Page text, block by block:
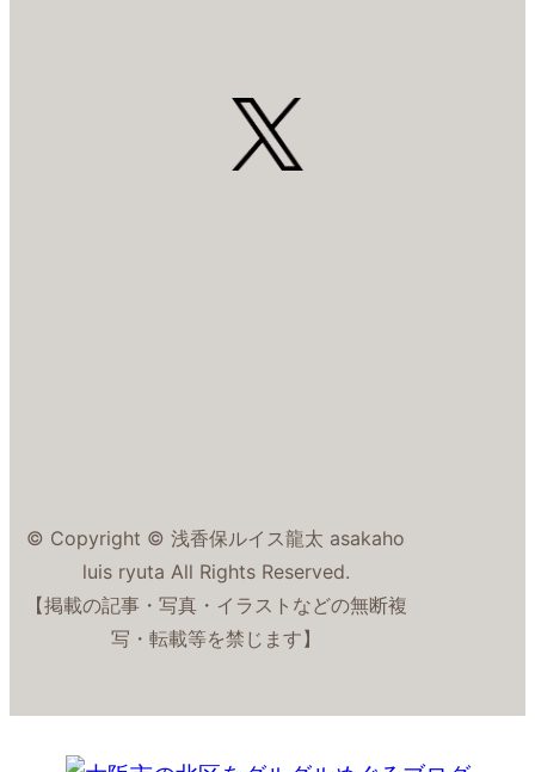
© Copyright © 浅香保ルイス龍太 asakaho
luis ryuta All Rights Reserved.
【掲載の記事・写真・イラストなどの無断複
写・転載等を禁じます】